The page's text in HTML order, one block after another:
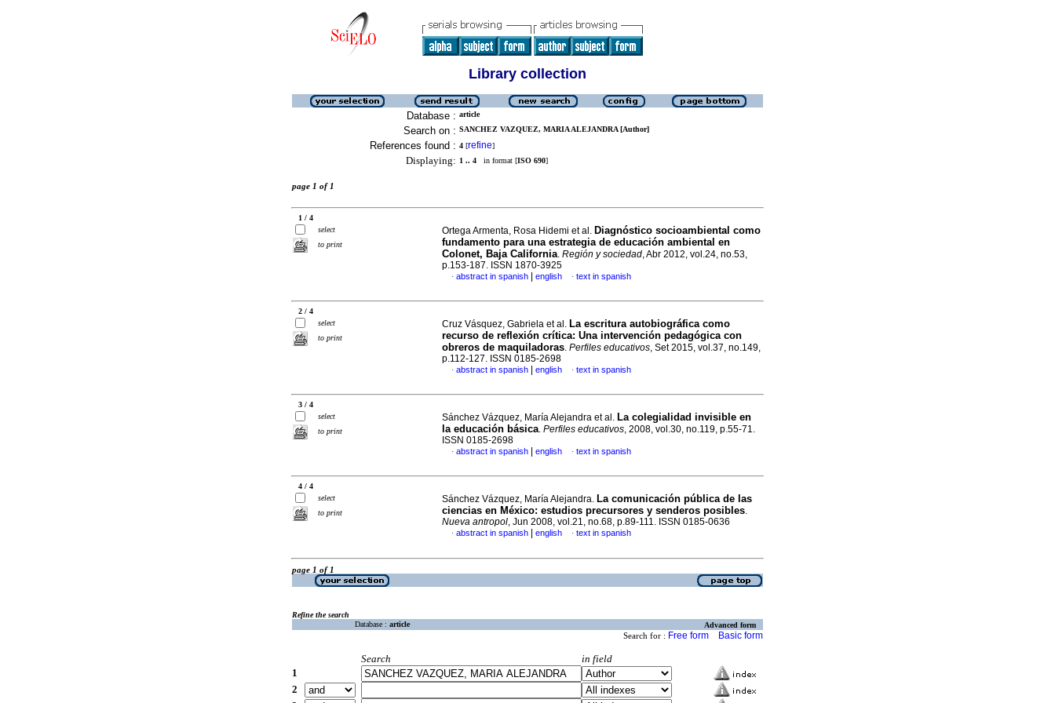
Library collection
Database : article
Search on : SANCHEZ VAZQUEZ, MARIA ALEJANDRA [Author]
References found : 4 [refine]
Displaying: 1 .. 4 in format [ISO 690]
page 1 of 1
1 / 4
select
to print
Ortega Armenta, Rosa Hidemi et al. Diagnóstico socioambiental como
fundamento para una estrategia de educación ambiental en
Colonet, Baja California. Región y sociedad, Abr 2012, vol.24, no.53,
p.153-187. ISSN 1870-3925
· abstract in spanish english · text in spanish
2 / 4
select
to print
Cruz Vásquez, Gabriela et al. La escritura autobiográfica como
recurso de reflexión crítica: Una intervención pedagógica con
obreros de maquiladoras. Perfiles educativos, Set 2015, vol.37, no.149,
p.112-127. ISSN 0185-2698
· abstract in spanish english · text in spanish
3 / 4
select
to print
Sánchez Vázquez, María Alejandra et al. La colegialidad invisible en
la educación básica. Perfiles educativos, 2008, vol.30, no.119, p.55-71.
ISSN 0185-2698
· abstract in spanish english · text in spanish
4 / 4
select
to print
Sánchez Vázquez, María Alejandra. La comunicación pública de las
ciencias en México: estudios precursores y senderos posibles.
Nueva antropol, Jun 2008, vol.21, no.68, p.89-111. ISSN 0185-0636
· abstract in spanish english · text in spanish
page 1 of 1
Refine the search
Database : article Advanced form
Search for : Free form Basic form
Search
in field
1
2